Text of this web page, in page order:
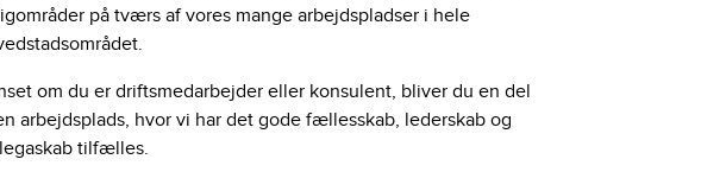
på tværs af vores mange arbejdspladser i hele
om du er driftsmedarbejder eller konsulent, bliver du en del
arbejdsplads, hvor vi har det gode fællesskab, lederskab og
tilfælles.